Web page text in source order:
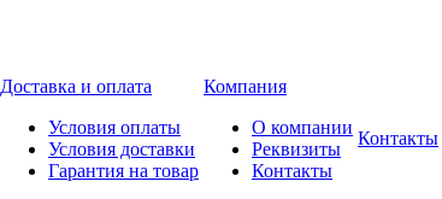
Доставка и оплата
Условия оплаты
Условия доставки
Гарантия на товар
Компания
О компании
Реквизиты
Контакты
Контакты